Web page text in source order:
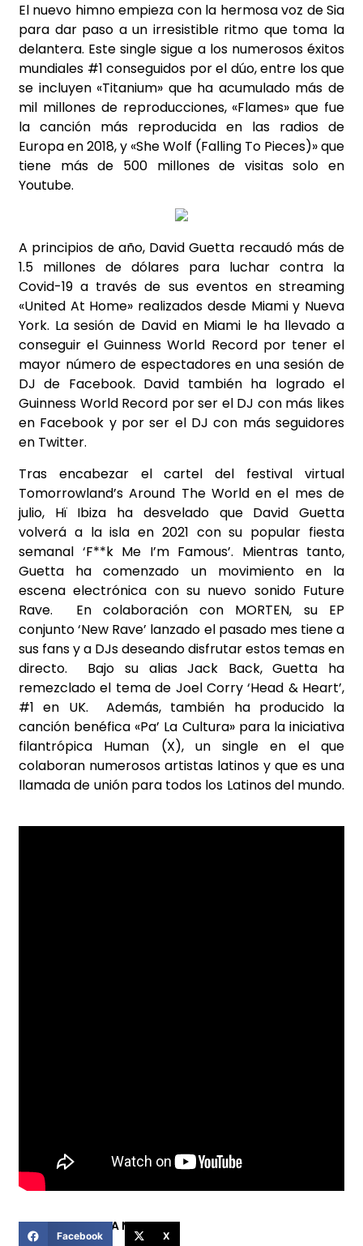
El nuevo himno empieza con la hermosa voz de Sia
para dar paso a un irresistible ritmo que toma la
delantera. Este single sigue a los numerosos éxitos
mundiales #1 conseguidos por el dúo, entre los que
se incluyen «Titanium» que ha acumulado más de
mil millones de reproducciones, «Flames» que fue
la canción más reproducida en las radios de
Europa en 2018, y «She Wolf (Falling To Pieces)» que
tiene más de 500 millones de visitas solo en
Youtube.
A principios de año, David Guetta recaudó más de
1.5 millones de dólares para luchar contra la
Covid-19 a través de sus eventos en streaming
«United At Home» realizados desde Miami y Nueva
York. La sesión de David en Miami le ha llevado a
conseguir el Guinness World Record por tener el
mayor número de espectadores en una sesión de
DJ de Facebook. David también ha logrado el
Guinness World Record por ser el DJ con más likes
en Facebook y por ser el DJ con más seguidores
en Twitter.
Tras encabezar el cartel del festival virtual
Tomorrowland’s Around The World en el mes de
julio, Hï Ibiza ha desvelado que David Guetta
volverá a la isla en 2021 con su popular fiesta
semanal ‘F**k Me I’m Famous’. Mientras tanto,
Guetta ha comenzado un movimiento en la
escena electrónica con su nuevo sonido Future
Rave. En colaboración con MORTEN, su EP
conjunto ‘New Rave’ lanzado el pasado mes tiene a
sus fans y a DJs deseando disfrutar estos temas en
directo. Bajo su alias Jack Back, Guetta ha
remezclado el tema de Joel Corry ‘Head & Heart’,
#1 en UK. Además, también ha producido la
canción benéfica «Pa’ La Cultura» para la iniciativa
filantrópica Human (X), un single en el que
colaboran numerosos artistas latinos y que es una
llamada de unión para todos los Latinos del mundo.
COMPARTIR ESTA NOTICIA
Facebook X